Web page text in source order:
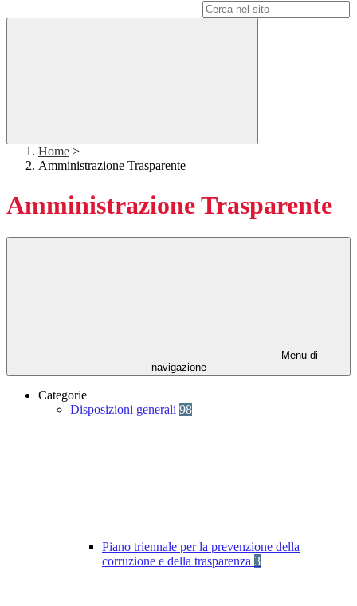
Home >
Amministrazione Trasparente
Amministrazione Trasparente
Menu di
navigazione
Categorie
Disposizioni generali 98
Piano triennale per la prevenzione della
corruzione e della trasparenza 3